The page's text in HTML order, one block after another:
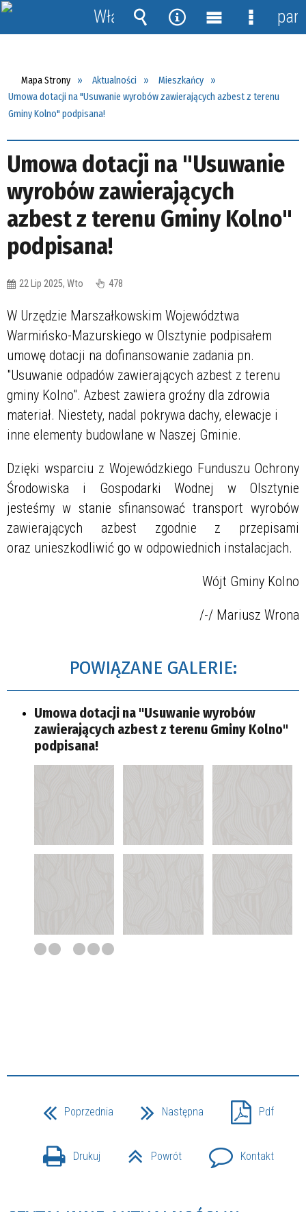
Mapa Strony Aktualności
Mieszkańcy
Umowa dotacji na "Usuwanie wyrobów zawierających azbest z terenu
Gminy Kolno" podpisana!
Umowa dotacji na "Usuwanie
wyrobów zawierających
azbest z terenu Gminy Kolno"
podpisana!
22 Lip 2025, Wto 478
W Urzędzie Marszałkowskim Województwa
Warmińsko-Mazurskiego w Olsztynie podpisałem
umowę dotacji na dofinansowanie zadania pn.
"Usuwanie odpadów zawierających azbest z terenu
gminy Kolno". Azbest zawiera groźny dla zdrowia
materiał. Niestety, nadal pokrywa dachy, elewacje i
inne elementy budowlane w Naszej Gminie.
Dzięki wsparciu z Wojewódzkiego Funduszu Ochrony
Środowiska i Gospodarki Wodnej w Olsztynie
jesteśmy w stanie sfinansować transport wyrobów
zawierających azbest zgodnie z przepisami
oraz unieszkodliwić go w odpowiednich instalacjach.
Wójt Gminy Kolno
/-/ Mariusz Wrona
POWIĄZANE GALERIE:
Umowa dotacji na "Usuwanie wyrobów
zawierających azbest z terenu Gminy Kolno"
podpisana!
Poprzednia Następna Pdf
Drukuj Powrót Kontakt
Włącz
powiadomienia
Wyszukiwarka
Narzędzia
MenuMenu